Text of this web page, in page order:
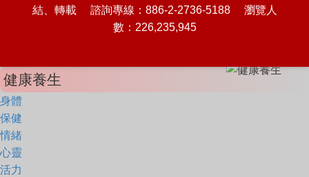
結、轉載 諮詢專線：886-2-2736-5188 瀏覽人
數：226,235,945
健康養生
身體
保健
情緒
心靈
活力